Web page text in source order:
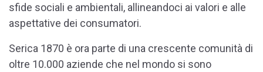
sfide sociali e ambientali, allineandoci ai valori e alle
aspettative dei consumatori.
Serica 1870 è ora parte di una crescente comunità di
oltre 10.000 aziende che nel mondo si sono